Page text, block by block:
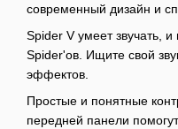
современный дизайн и
Spider V умеет звучать,
Spider'ов. Ищите свой
эффектов.
Простые и понятные
передней панели